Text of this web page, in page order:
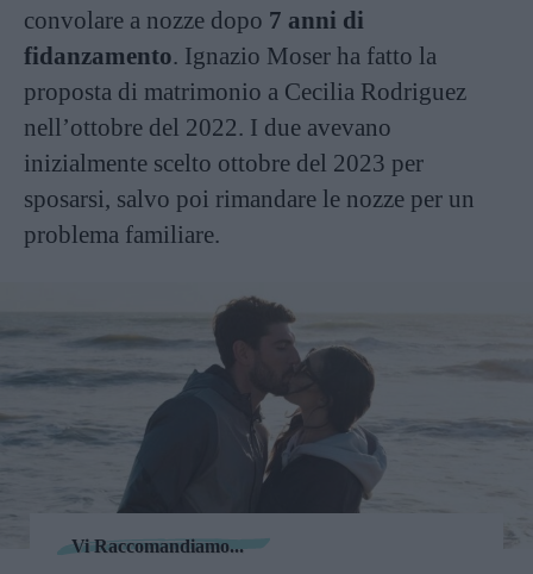
convolare a nozze dopo 7 anni di
fidanzamento. Ignazio Moser ha fatto la
proposta di matrimonio a Cecilia Rodriguez
nell’ottobre del 2022. I due avevano
inizialmente scelto ottobre del 2023 per
sposarsi, salvo poi rimandare le nozze per un
problema familiare.
Vi Raccomandiamo...